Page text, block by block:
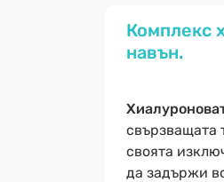
Комплекс
навън.
свързващата
своята
да задържи